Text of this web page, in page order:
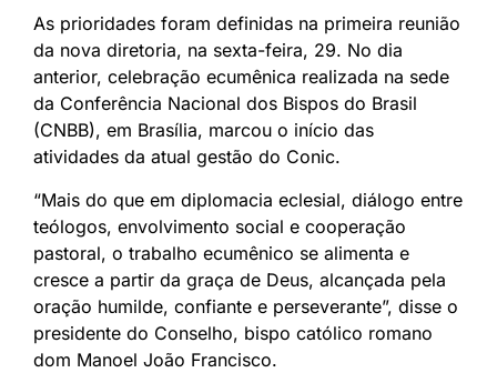
As prioridades foram definidas na primeira reunião
da nova diretoria, na sexta-feira, 29. No dia
anterior, celebração ecumênica realizada na sede
da Conferência Nacional dos Bispos do Brasil
(CNBB), em Brasília, marcou o início das
atividades da atual gestão do Conic.
“Mais do que em diplomacia eclesial, diálogo entre
teólogos, envolvimento social e cooperação
pastoral, o trabalho ecumênico se alimenta e
cresce a partir da graça de Deus, alcançada pela
oração humilde, confiante e perseverante”, disse o
presidente do Conselho, bispo católico romano
dom Manoel João Francisco.